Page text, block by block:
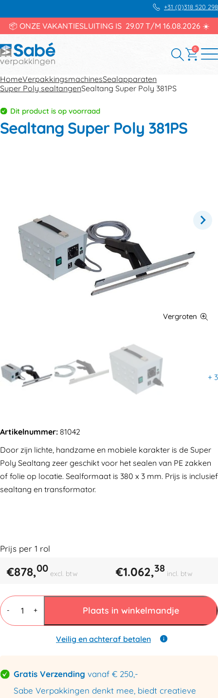
+31 (0)318 520 298
📦 ONZE VAKANTIESLUITING IS 29.07 T/M 16.08.2026 ☀️
0
HomeVerpakkingsmachinesSealapparaten
Super Poly sealtangenSealtang Super Poly 381PS
Dit product is op voorraad
Sealtang Super Poly 381PS
+ 3
Artikelnummer: 81042
Door zijn lichte, handzame en mobiele karakter is de Super
Poly Sealtang zeer geschikt voor het sealen van PE zakken
of folie op locatie. Sealformaat is 380 x 3 mm. Prijs is inclusief
sealtang en transformator.
Prijs per 1 rol
€878,00 excl. btw €1.062,38 incl. btw
-
Sealtang
Super
Poly
381PS
+ Plaats in winkelmandje
Veilig en achteraf betalen
Gratis Verzending vanaf € 250,-
Sabe Verpakkingen denkt mee, biedt creatieve